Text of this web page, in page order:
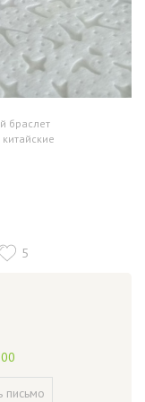
браслет
китайские
5
письмо